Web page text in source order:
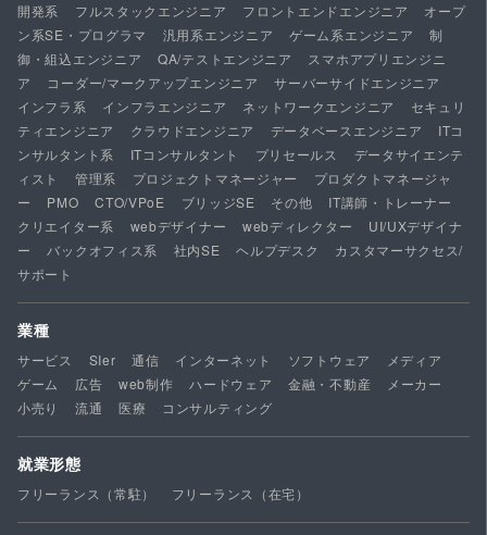
開発系 フルスタックエンジニア フロントエンドエンジニア
オープ
ン系SE・プログラマ
汎用系エンジニア ゲーム系エンジニア
制
御・組込エンジニア
QA/テストエンジニア
スマホアプリエンジニ
ア
コーダー/マークアップエンジニア
サーバーサイドエンジニア
インフラ系
インフラエンジニア ネットワークエンジニア
セキュリ
ティエンジニア
クラウドエンジニア データベースエンジニア
ITコ
ンサルタント系
ITコンサルタント プリセールス
データサイエンテ
ィスト
管理系 プロジェクトマネージャー
プロダクトマネージャ
ー
PMO CTO/VPoE ブリッジSE その他
IT講師・トレーナー
クリエイター系
webデザイナー webディレクター
UI/UXデザイナ
ー
バックオフィス系 社内SE ヘルプデスク
カスタマーサクセス/
サポート
業種
サービス SIer 通信 インターネット ソフトウェア
メディア
ゲーム
広告 web制作 ハードウェア 金融・不動産
メーカー
小売り
流通 医療 コンサルティング
就業形態
フリーランス（常駐） フリーランス（在宅）